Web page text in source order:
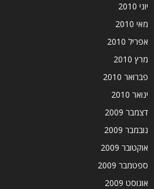
יוני 2010
מאי 2010
אפריל 2010
מרץ 2010
פברואר 2010
ינואר 2010
דצמבר 2009
נובמבר 2009
אוקטובר 2009
ספטמבר 2009
אוגוסט 2009